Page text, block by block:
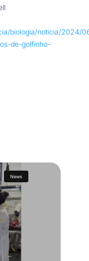
biologia/noticia/2024/
de-golfinho-
News